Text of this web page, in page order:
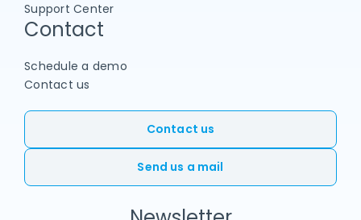
Contact us
Send us a mail
Support Center
Contact
Schedule a demo
Contact us